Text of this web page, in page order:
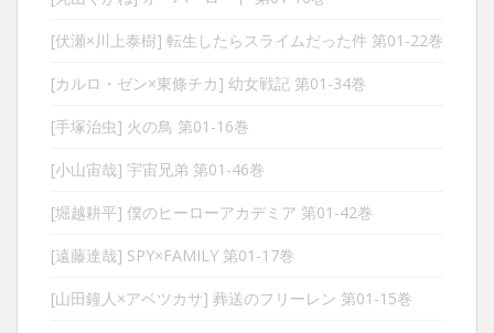
[伏瀬×川上泰樹] 転生したらスライムだった件 第01-22巻
[カルロ・ゼン×東條チカ] 幼女戦記 第01-34巻
[手塚治虫] 火の鳥 第01-16巻
[小山宙哉] 宇宙兄弟 第01-46巻
[堀越耕平] 僕のヒーローアカデミア 第01-42巻
[遠藤達哉] SPY×FAMILY 第01-17巻
[山田鐘人×アベツカサ] 葬送のフリーレン 第01-15巻